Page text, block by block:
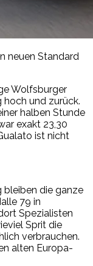
neuen Standard
Wolfsburger
und zurück.
halben Stunde
exakt 23,30
ist nicht
bleiben die ganze
79 in
Spezialisten
Sprit die
verbrauchen.
alten Europa-